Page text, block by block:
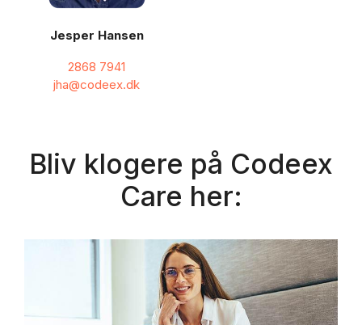
Jesper Hansen
2868 7941
jha@codeex.dk
Bliv klogere på Codeex
Care her: